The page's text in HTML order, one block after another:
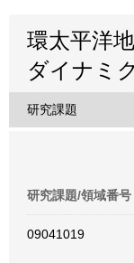
環太平洋
ダイナミ
研究課題
研究課題/領域番号
09041019